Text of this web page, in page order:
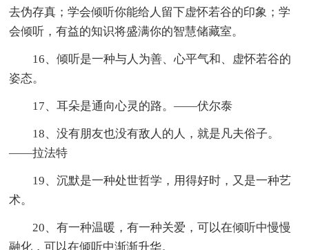
去伪存真；学会倾听你能给人留下虚怀若谷的印象；学
会倾听，有益的知识将盛满你的智慧储藏室。
16、倾听是一种与人为善、心平气和、虚怀若谷的
姿态。
17、耳朵是通向心灵的路。——伏尔泰
18、没有朋友也没有敌人的人，就是凡夫俗子。
——拉法特
19、沉默是一种处世哲学，用得好时，又是一种艺
术。
20、有一种温暖，有一种关爱，可以在倾听中慢慢
融化，可以在倾听中渐渐升华。